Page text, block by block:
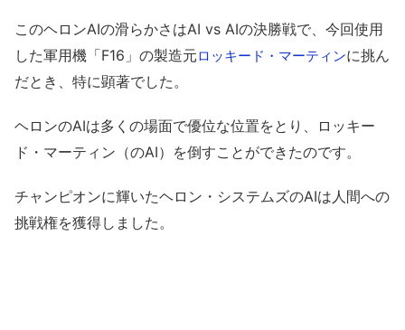
このヘロンAIの滑らかさはAI vs AIの決勝戦で、今回使用
した軍用機「F16」の製造元ロッキード・マーティンに挑ん
だとき、特に顕著でした。
ヘロンのAIは多くの場面で優位な位置をとり、ロッキー
ド・マーティン（のAI）を倒すことができたのです。
チャンピオンに輝いたヘロン・システムズのAIは人間への
挑戦権を獲得しました。